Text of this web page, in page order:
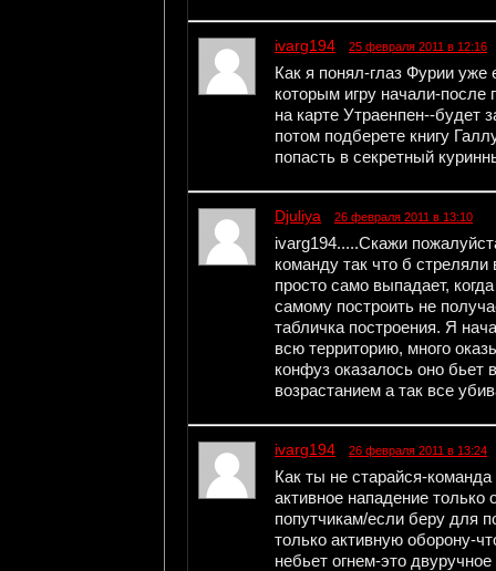
ivarg194 25 февраля 2011 в 12:16
Как я понял-глаз Фурии уже
которым игру начали-после
на карте Утраенпен--будет
потом подберете книгу
попасть в секретный
Djuliya 26 февраля 2011 в 13:10
ivarg194.....Скажи
команду так что б стреляли
просто само выпадает,
самому построить не
табличка построения. Я
всю территорию, много
конфуз оказалось оно бьет
возрастанием а так все
ivarg194 26 февраля 2011 в 13:24
Как ты не старайся-
активное нападение
попутчикам/если беру для
только активную оборону-
небьет огнем-это